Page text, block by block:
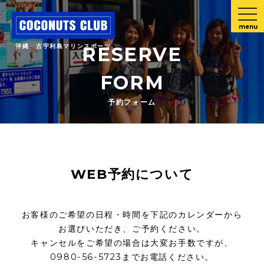
沖縄・古宇利島マリンスポーツ
menu
RESERVE
FORM
予約フォーム
WEB予約について
お客様のご希望の日程・時間を下記のカレンダーから
お選びいただき、ご予約ください。
キャンセルをご希望の場合は大変お手数ですが、
0980-56-5723までお電話ください。